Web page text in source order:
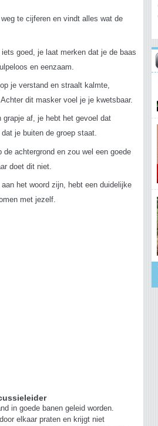
te cijferen en vindt alles wat de
goed, je laat merken dat je de baas
en eenzaam.
je verstand en straalt kalmte,
dit masker voel je je kwetsbaar.
grapje af, je hebt het gevoel dat
je buiten de groep staat.
de achtergrond en zou wel een goede
doet dit niet.
het woord zijn, hebt een duidelijke
met jezelf.
in goede banen geleid worden.
elkaar praten en krijgt niet